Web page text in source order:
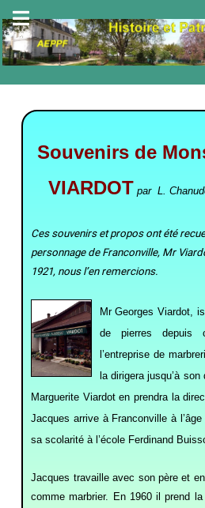
Souvenirs de
VIARDOT par L.
Ces souvenirs et propos ont été
personnage de Franconville, Mr
1921, nous l’en remercions.
Mr Georges Viardot,
de pierres depuis
l’entreprise de
la dirigera jusqu’à
Marguerite Viardot en prendra la
Jacques arrive à Franconville à
sa scolarité à l’école Ferdinand
Jacques travaille avec son père et
comme marbrier. En 1960 il prend